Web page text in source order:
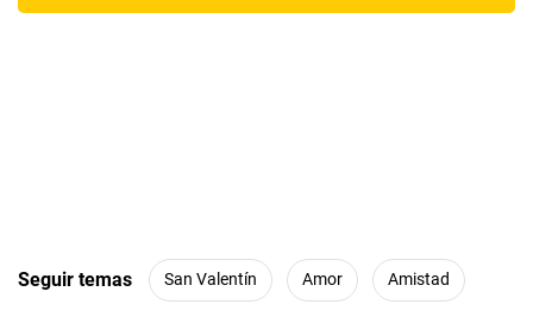
Seguir temas San Valentín Amor Amistad